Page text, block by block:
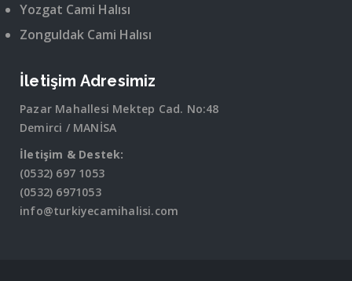
Yozgat Cami Halısı
Zonguldak Cami Halısı
İletişim Adresimiz
Pazar Mahallesi Mektep Cad. No:48
Demirci / MANİSA
İletişim & Destek:
(0532) 697 1053
(0532) 6971053
info@turkiyecamihalisi.com